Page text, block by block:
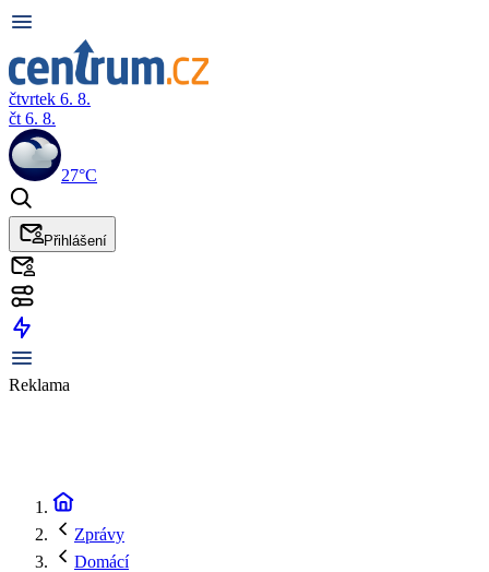
čtvrtek 6. 8.
čt 6. 8.
27°C
Přihlášení
Reklama
Zprávy
Domácí